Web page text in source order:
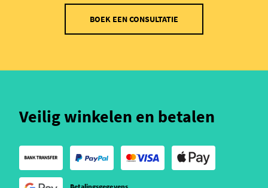
BOEK EEN CONSULTATIE
Veilig winkelen en betalen